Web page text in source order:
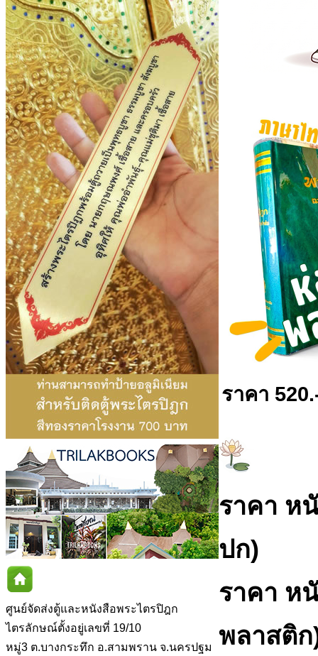
ศูนย์จัดส่งตู้และหนังสือพระไตรปิฎก
ไตรลักษณ์ตั้งอยู่เลขที่ 19/10
หมู่3 ต.บางกระทึก อ.สามพราน จ.นครปฐม
ราคา
ราคา ห
ปก)
ราคา ห
พลาสติก